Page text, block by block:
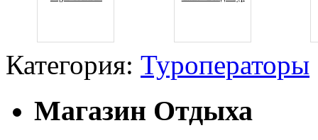
Категория: Туроператоры
Магазин Отдыха